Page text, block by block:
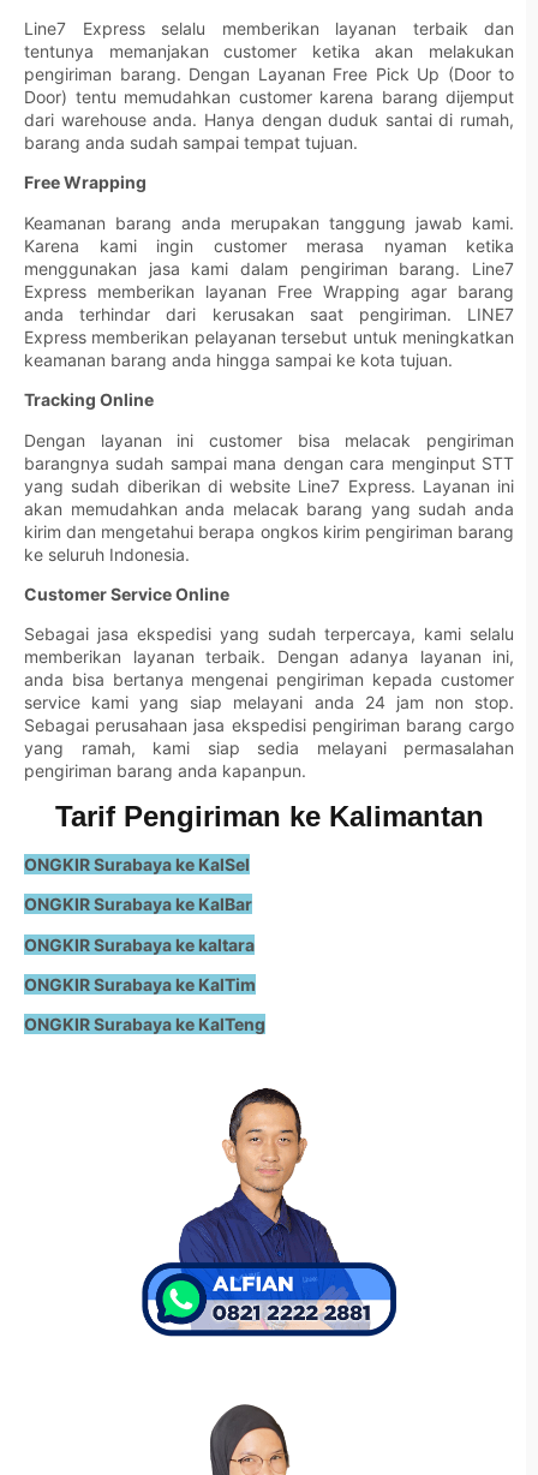
Line7 Express selalu memberikan layanan terbaik dan
tentunya memanjakan customer ketika akan melakukan
pengiriman barang. Dengan Layanan Free Pick Up (Door to
Door) tentu memudahkan customer karena barang dijemput
dari warehouse anda. Hanya dengan duduk santai di rumah,
barang anda sudah sampai tempat tujuan.
Free Wrapping
Keamanan barang anda merupakan tanggung jawab kami.
Karena kami ingin customer merasa nyaman ketika
menggunakan jasa kami dalam pengiriman barang. Line7
Express memberikan layanan Free Wrapping agar barang
anda terhindar dari kerusakan saat pengiriman. LINE7
Express memberikan pelayanan tersebut untuk meningkatkan
keamanan barang anda hingga sampai ke kota tujuan.
Tracking Online
Dengan layanan ini customer bisa melacak pengiriman
barangnya sudah sampai mana dengan cara menginput STT
yang sudah diberikan di website Line7 Express. Layanan ini
akan memudahkan anda melacak barang yang sudah anda
kirim dan mengetahui berapa ongkos kirim pengiriman barang
ke seluruh Indonesia.
Customer Service Online
Sebagai jasa ekspedisi yang sudah terpercaya, kami selalu
memberikan layanan terbaik. Dengan adanya layanan ini,
anda bisa bertanya mengenai pengiriman kepada customer
service kami yang siap melayani anda 24 jam non stop.
Sebagai perusahaan jasa ekspedisi pengiriman barang cargo
yang ramah, kami siap sedia melayani permasalahan
pengiriman barang anda kapanpun.
Tarif Pengiriman ke Kalimantan
ONGKIR Surabaya ke KalSel
ONGKIR Surabaya ke KalBar
ONGKIR Surabaya ke kaltara
ONGKIR Surabaya ke KalTim
ONGKIR Surabaya ke KalTeng